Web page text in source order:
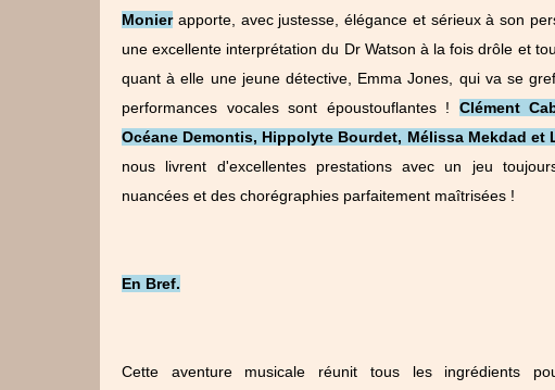
Monierapporte, avec justesse, élégance et sérieux à son
une excellente interprétation du Dr Watson à la fois drôle et
quant à elle une jeune détective, Emma Jones, qui va se
performances vocales sont époustouflantes ! Clément
Océane Demontis, Hippolyte Bourdet, Mélissa Mekdad et
nous livrent d'excellentes prestations avec un jeu
nuancées et des chorégraphies parfaitement maîtrisées !
En Bref.
Cette aventure musicale réunit tous les ingrédients